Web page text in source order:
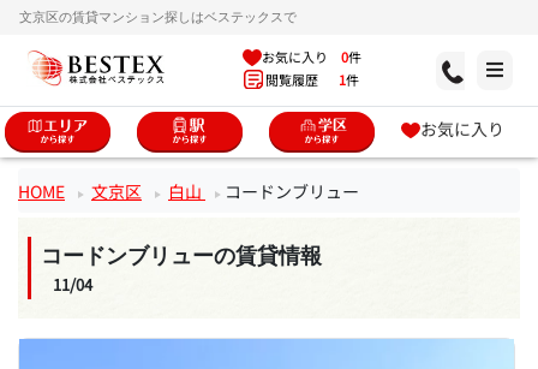
文京区の賃貸マンション探しはベステックスで
お気に入り 0件
閲覧履歴 1件
お気に入り
HOME 文京区 白山 コードンブリュー
コードンブリューの賃貸情報
11/04